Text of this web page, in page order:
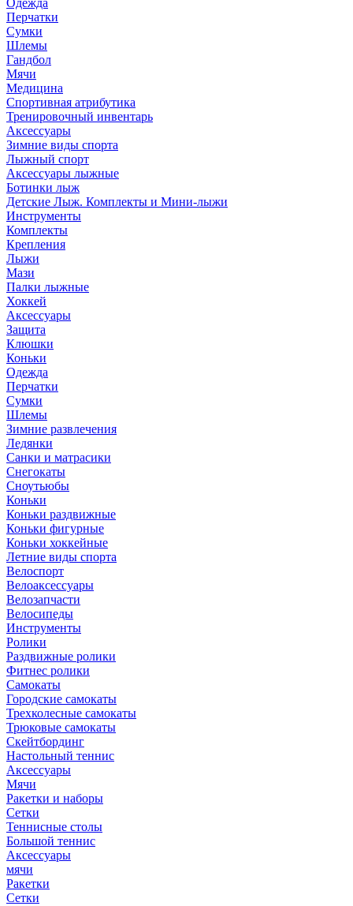
Одежда
Перчатки
Сумки
Шлемы
Гандбол
Мячи
Медицина
Спортивная атрибутика
Тренировочный инвентарь
Аксессуары
Зимние виды спорта
Лыжный спорт
Аксессуары лыжные
Ботинки лыж
Детские Лыж. Комплекты и Мини-лыжи
Инструменты
Комплекты
Крепления
Лыжи
Мази
Палки лыжные
Хоккей
Аксессуары
Защита
Клюшки
Коньки
Одежда
Перчатки
Сумки
Шлемы
Зимние развлечения
Ледянки
Санки и матрасики
Снегокаты
Сноутьюбы
Коньки
Коньки раздвижные
Коньки фигурные
Коньки хоккейные
Летние виды спорта
Велоспорт
Велоаксессуары
Велозапчасти
Велосипеды
Инструменты
Ролики
Раздвижные ролики
Фитнес ролики
Самокаты
Городские самокаты
Трехколесные самокаты
Трюковые самокаты
Скейтбординг
Настольный теннис
Аксессуары
Мячи
Ракетки и наборы
Сетки
Теннисные столы
Большой теннис
Аксессуары
мячи
Ракетки
Сетки